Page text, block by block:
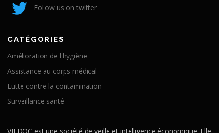
Follow us on twitter
CATÉGORIES
Amélioration de l'hygiène
Assistance au corps médical
Lutte contre la contamination
Surveillance santé
VIEDOC est une société de veille et intelligence économique. Elle